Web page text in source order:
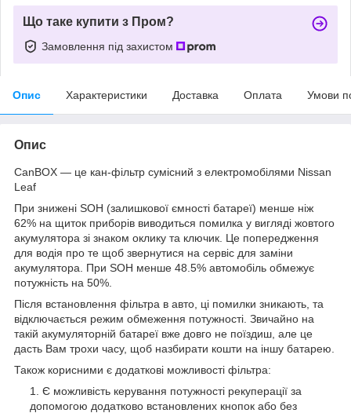
Що таке купити з Пром?
Замовлення під захистом
Опис Характеристики Доставка Оплата Умови
Опис
CanBOX — це кан-фільтр сумісний з електромобілями Nissan
Leaf
При знижені SOH (залишкової ємності батареї) менше ніж
62% на щиток приборів виводиться помилка у вигляді жовтого
акумулятора зі знаком оклику та ключик. Це попередження
для водія про те щоб звернутися на сервіс для заміни
акумулятора. При SOH менше 48.5% автомобіль обмежує
потужність на 50%.
Після встановлення фільтра в авто, ці помилки зникають, та
відключається режим обмеження потужності. Звичайно на
такій акумуляторній батареї вже довго не поїздиш, але це
дасть Вам трохи часу, щоб назбирати кошти на іншу батарею.
Також корисними є додаткові можливості фільтра:
Є можливість керування потужності рекуперації за
допомогою додатково встановлених кнопок або без